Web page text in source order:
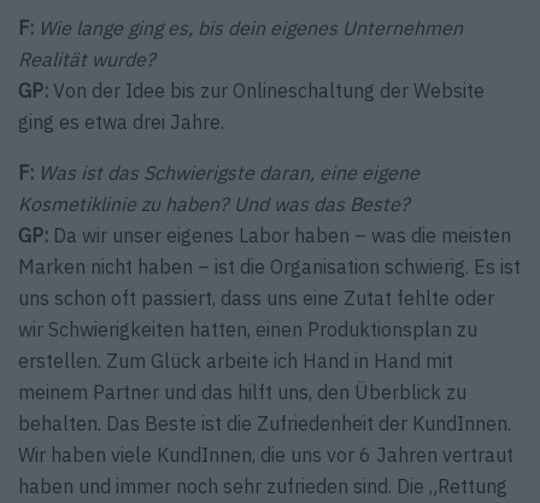
F: Wie lange ging es, bis dein eigenes Unternehmen
Realität wurde?
GP: Von der Idee bis zur Onlineschaltung der Website
ging es etwa drei Jahre.
F: Was ist das Schwierigste daran, eine eigene
Kosmetiklinie zu haben? Und was das Beste?
GP: Da wir unser eigenes Labor haben – was die meisten
Marken nicht haben – ist die Organisation schwierig. Es ist
uns schon oft passiert, dass uns eine Zutat fehlte oder
wir Schwierigkeiten hatten, einen Produktionsplan zu
erstellen. Zum Glück arbeite ich Hand in Hand mit
meinem Partner und das hilft uns, den Überblick zu
behalten. Das Beste ist die Zufriedenheit der KundInnen.
Wir haben viele KundInnen, die uns vor 6 Jahren vertraut
haben und immer noch sehr zufrieden sind. Die „Rettung